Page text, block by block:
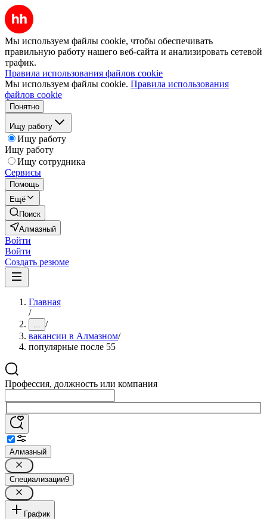
Мы используем файлы cookie, чтобы обеспечивать
правильную работу нашего веб-сайта и анализировать сетевой
трафик.
Правила использования файлов cookie
Мы используем файлы cookie. Правила использования
файлов cookie
Понятно
Ищу работу
Ищу работу
Ищу работу
Ищу сотрудника
Сервисы
Помощь
Ещё
Поиск
Алмазный
Войти
Войти
Создать резюме
Главная
/
... /
вакансии в Алмазном/
популярные после 55
Профессия, должность или компания
Алмазный
Специализации9
График